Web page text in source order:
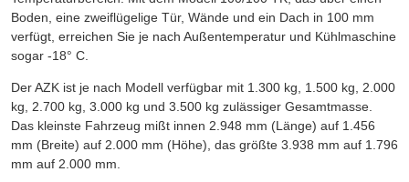
Boden, eine zweiflügelige Tür, Wände und ein Dach in 100 mm
verfügt, erreichen Sie je nach Außentemperatur und Kühlmaschine
sogar -18° C.
Der AZK ist je nach Modell verfügbar mit 1.300 kg, 1.500 kg, 2.000
kg, 2.700 kg, 3.000 kg und 3.500 kg zulässiger Gesamtmasse.
Das kleinste Fahrzeug mißt innen 2.948 mm (Länge) auf 1.456
mm (Breite) auf 2.000 mm (Höhe), das größte 3.938 mm auf 1.796
mm auf 2.000 mm.